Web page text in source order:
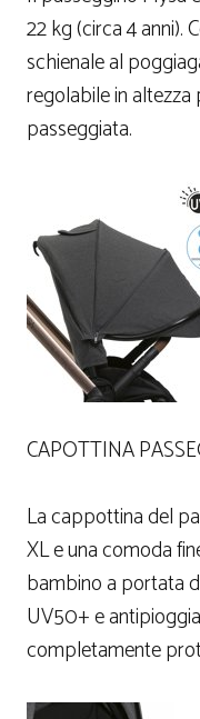
22 kg (circa 4 anni).
schienale al
regolabile in
passeggiata.
CAPOTTINA
La cappottina del
XL e una comoda
bambino a portata
UV50+ e
completamente